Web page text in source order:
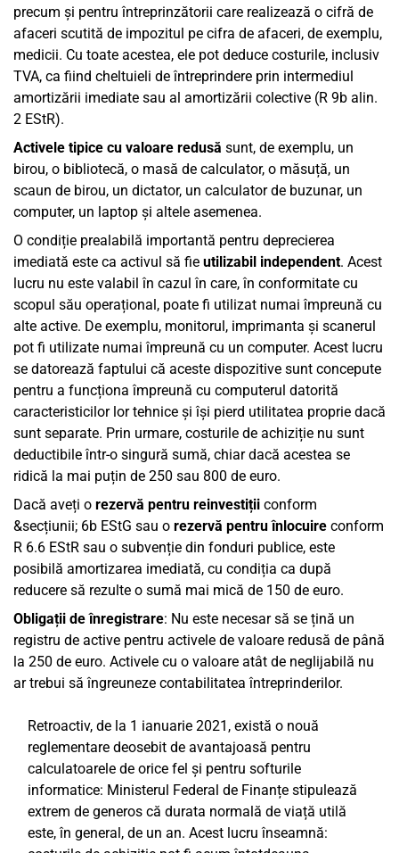
precum și pentru întreprinzătorii care realizează o cifră de
afaceri scutită de impozitul pe cifra de afaceri, de exemplu,
medicii. Cu toate acestea, ele pot deduce costurile, inclusiv
TVA, ca fiind cheltuieli de întreprindere prin intermediul
amortizării imediate sau al amortizării colective (R 9b alin.
2 EStR).
Activele tipice cu valoare redusă sunt, de exemplu, un
birou, o bibliotecă, o masă de calculator, o măsuță, un
scaun de birou, un dictator, un calculator de buzunar, un
computer, un laptop și altele asemenea.
O condiție prealabilă importantă pentru deprecierea
imediată este ca activul să fie utilizabil independent. Acest
lucru nu este valabil în cazul în care, în conformitate cu
scopul său operațional, poate fi utilizat numai împreună cu
alte active. De exemplu, monitorul, imprimanta și scanerul
pot fi utilizate numai împreună cu un computer. Acest lucru
se datorează faptului că aceste dispozitive sunt concepute
pentru a funcționa împreună cu computerul datorită
caracteristicilor lor tehnice și își pierd utilitatea proprie dacă
sunt separate. Prin urmare, costurile de achiziție nu sunt
deductibile într-o singură sumă, chiar dacă acestea se
ridică la mai puțin de 250 sau 800 de euro.
Dacă aveți o rezervă pentru reinvestiții conform
&secțiunii; 6b EStG sau o rezervă pentru înlocuire conform
R 6.6 EStR sau o subvenție din fonduri publice, este
posibilă amortizarea imediată, cu condiția ca după
reducere să rezulte o sumă mai mică de 150 de euro.
Obligații de înregistrare: Nu este necesar să se țină un
registru de active pentru activele de valoare redusă de până
la 250 de euro. Activele cu o valoare atât de neglijabilă nu
ar trebui să îngreuneze contabilitatea întreprinderilor.
Retroactiv, de la 1 ianuarie 2021, există o nouă
reglementare deosebit de avantajoasă pentru
calculatoarele de orice fel și pentru softurile
informatice: Ministerul Federal de Finanțe stipulează
extrem de generos că durata normală de viață utilă
este, în general, de un an. Acest lucru înseamnă: